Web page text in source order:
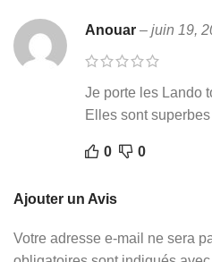
Anouar – juin 19,
Je porte les Lando
Elles sont
0 0
Ajouter un Avis
Votre adresse e-mail ne sera